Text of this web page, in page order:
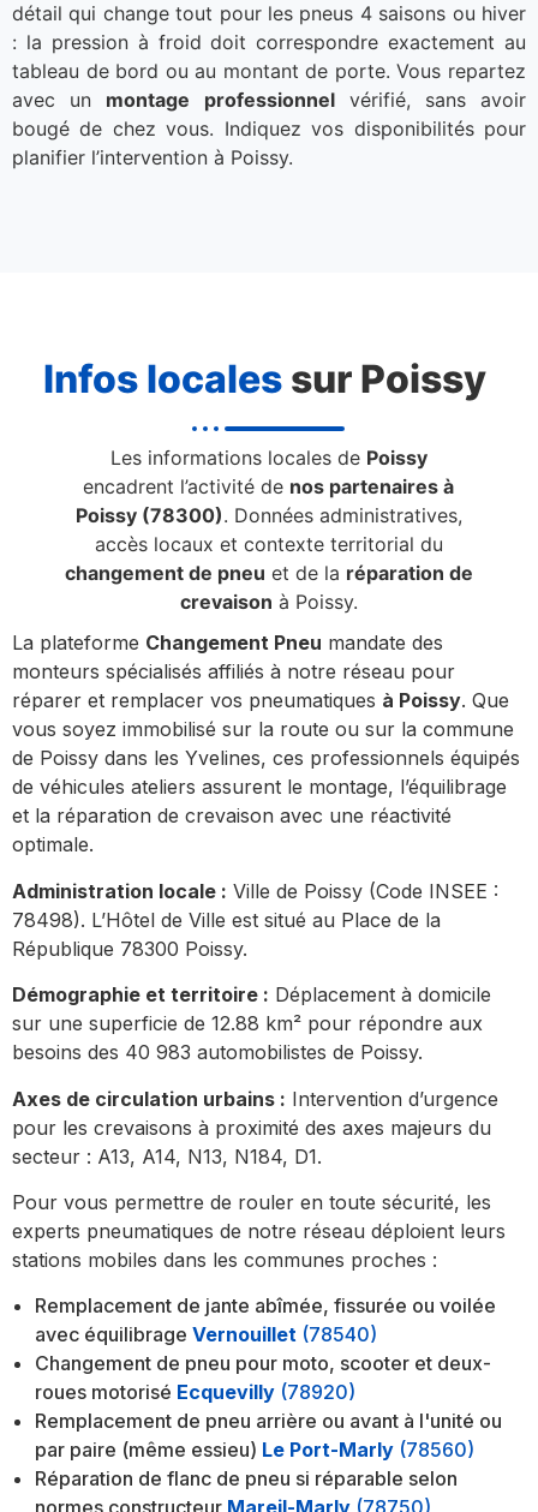
détail qui change tout pour les pneus 4 saisons ou hiver
: la pression à froid doit correspondre exactement au
tableau de bord ou au montant de porte. Vous repartez
avec un montage professionnelvérifié, sans avoir
bougé de chez vous. Indiquez vos disponibilités pour
planifier l’intervention à Poissy.
Infos locales sur Poissy
Les informations locales de Poissy
encadrent l’activité de nos partenaires à
Poissy (78300). Données administratives,
accès locaux et contexte territorial du
changement de pneu et de la réparation de
crevaison à Poissy.
La plateforme Changement Pneu mandate des
monteurs spécialisés affiliés à notre réseau pour
réparer et remplacer vos pneumatiques à Poissy. Que
vous soyez immobilisé sur la route ou sur la commune
de Poissy dans les Yvelines, ces professionnels équipés
de véhicules ateliers assurent le montage, l’équilibrage
et la réparation de crevaison avec une réactivité
optimale.
Administration locale : Ville de Poissy (Code INSEE :
78498). L’Hôtel de Ville est situé au Place de la
République 78300 Poissy.
Démographie et territoire : Déplacement à domicile
sur une superficie de 12.88 km² pour répondre aux
besoins des 40 983 automobilistes de Poissy.
Axes de circulation urbains : Intervention d’urgence
pour les crevaisons à proximité des axes majeurs du
secteur : A13, A14, N13, N184, D1.
Pour vous permettre de rouler en toute sécurité, les
experts pneumatiques de notre réseau déploient leurs
stations mobiles dans les communes proches :
Remplacement de jante abîmée, fissurée ou voilée
avec équilibrage Vernouillet (78540)
Changement de pneu pour moto, scooter et deux-
roues motorisé Ecquevilly (78920)
Remplacement de pneu arrière ou avant à l'unité ou
par paire (même essieu) Le Port-Marly (78560)
Réparation de flanc de pneu si réparable selon